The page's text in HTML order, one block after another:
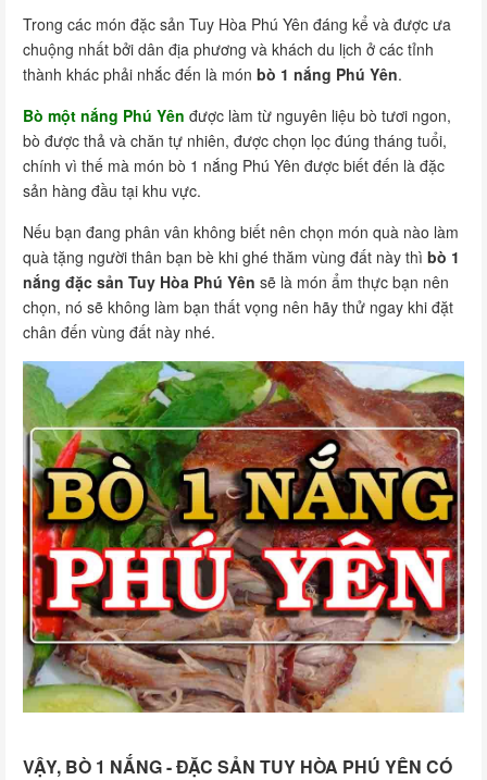
Trong các món đặc sản Tuy Hòa Phú Yên đáng kể và được ưa
chuộng nhất bởi dân địa phương và khách du lịch ở các tỉnh
thành khác phải nhắc đến là món bò 1 nắng Phú Yên.
Bò một nắng Phú Yên được làm từ nguyên liệu bò tươi ngon,
bò được thả và chăn tự nhiên, được chọn lọc đúng tháng tuổi,
chính vì thế mà món bò 1 nắng Phú Yên được biết đến là đặc
sản hàng đầu tại khu vực.
Nếu bạn đang phân vân không biết nên chọn món quà nào làm
quà tặng người thân bạn bè khi ghé thăm vùng đất này thì bò 1
nắng đặc sản Tuy Hòa Phú Yên sẽ là món ẩm thực bạn nên
chọn, nó sẽ không làm bạn thất vọng nên hãy thử ngay khi đặt
chân đến vùng đất này nhé.
VẬY, BÒ 1 NẮNG - ĐẶC SẢN TUY HÒA PHÚ YÊN CÓ